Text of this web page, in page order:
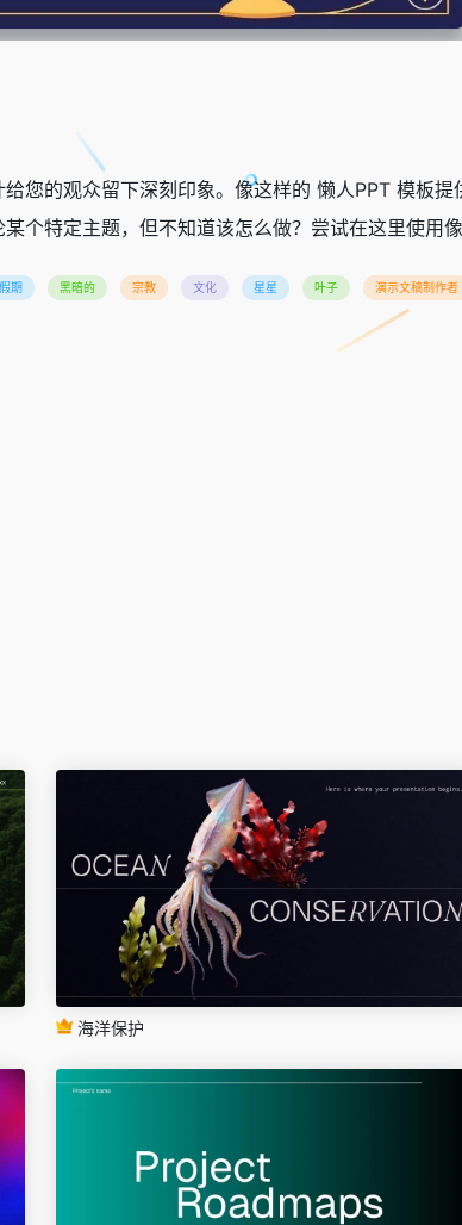
您的观众留下深刻印象。像这样的 懒人PPT 模板
个特定主题，但不知道该怎么做？尝试在这里使用
假期 黑暗的 宗教 文化 星星 叶子 演示文稿制作者
海洋保护